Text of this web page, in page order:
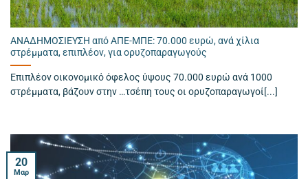
ΑΝΑΔΗΜΟΣΙΕΥΣΗ από ΑΠΕ-ΜΠΕ: 70.000 ευρώ, ανά χίλια
στρέμματα, επιπλέον, για ορυζοπαραγωγούς
Επιπλέον οικονομικό όφελος ύψους 70.000 ευρώ ανά 1000
στρέμματα, βάζουν στην …τσέπη τους οι ορυζοπαραγωγοί[...]
20
Μαρ